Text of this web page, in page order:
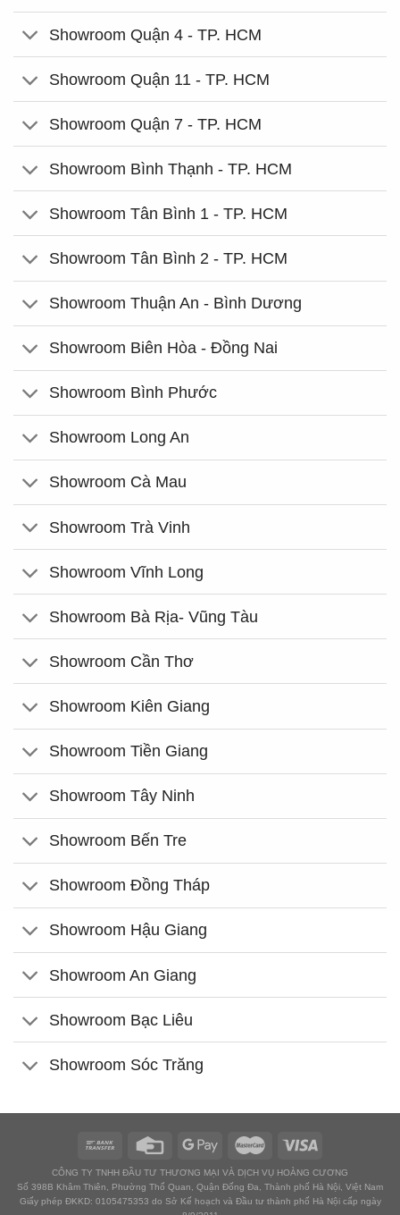
Showroom Quận 4 - TP. HCM
Showroom Quận 11 - TP. HCM
Showroom Quận 7 - TP. HCM
Showroom Bình Thạnh - TP. HCM
Showroom Tân Bình 1 - TP. HCM
Showroom Tân Bình 2 - TP. HCM
Showroom Thuận An - Bình Dương
Showroom Biên Hòa - Đồng Nai
Showroom Bình Phước
Showroom Long An
Showroom Cà Mau
Showroom Trà Vinh
Showroom Vĩnh Long
Showroom Bà Rịa- Vũng Tàu
Showroom Cần Thơ
Showroom Kiên Giang
Showroom Tiền Giang
Showroom Tây Ninh
Showroom Bến Tre
Showroom Đồng Tháp
Showroom Hậu Giang
Showroom An Giang
Showroom Bạc Liêu
Showroom Sóc Trăng
CÔNG TY TNHH ĐẦU TƯ THƯƠNG MẠI VÀ DỊCH VỤ HOÀNG CƯƠNG
Số 398B Khâm Thiên, Phường Thổ Quan, Quận Đống Đa, Thành phố Hà Nội, Việt Nam
Giấy phép ĐKKD: 0105475353 do Sở Kế hoạch và Đầu tư thành phố Hà Nội cấp ngày